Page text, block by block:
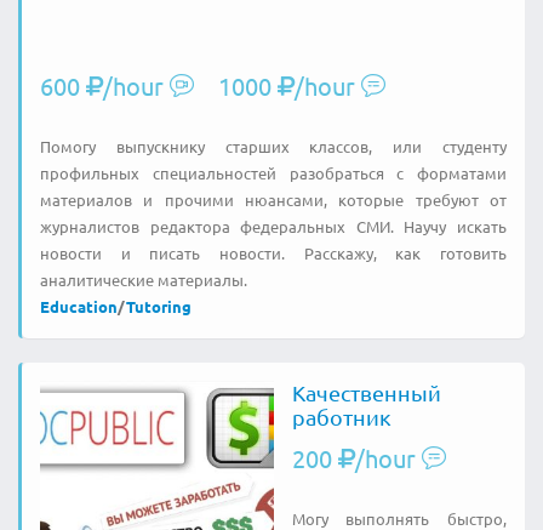
600 /hour 1000 /hour
Помогу выпускнику старших классов, или студенту
профильных специальностей разобраться с форматами
материалов и прочими нюансами, которые требуют от
журналистов редактора федеральных СМИ. Научу искать
новости и писать новости. Расскажу, как готовить
аналитические материалы.
Education/Tutoring
Качественный
работник
200 /hour
Могу выполнять быстро,